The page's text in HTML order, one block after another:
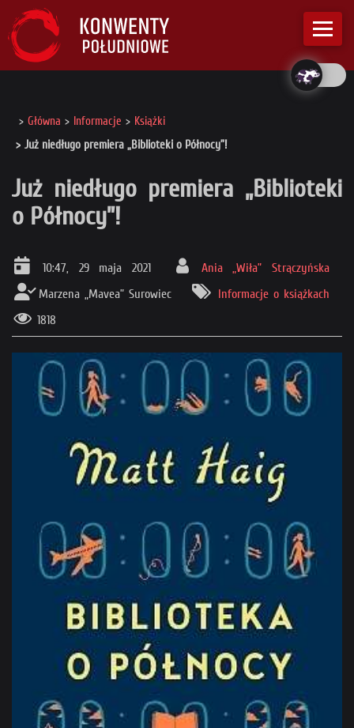
Główna Informacje
Książki
Już niedługo premiera „Biblioteki o Północy”!
Już niedługo premiera „Biblioteki
o Północy”!
10:47, 29 maja 2021
Ania „Wiła” Strączyńska
Marzena „Mavea” Surowiec
Informacje o książkach
1818